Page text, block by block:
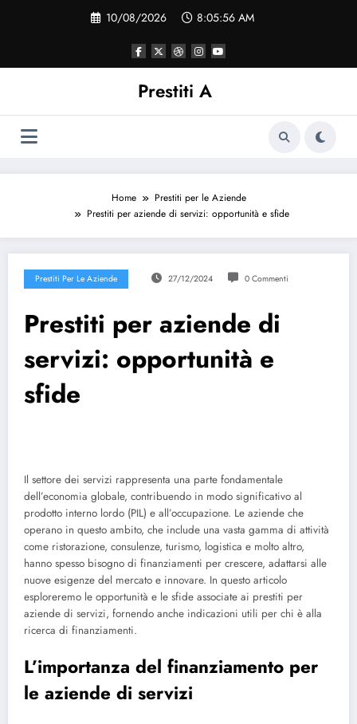
10/08/2026 8:05:56 AM
Prestiti A
Home
Prestiti per le Aziende
Prestiti per aziende di servizi: opportunità e sfide
Prestiti Per Le Aziende 27/12/2024 0 Commenti
Prestiti per aziende di
servizi: opportunità e
sfide
Il settore dei servizi rappresenta una parte fondamentale
dell’economia globale, contribuendo in modo significativo al
prodotto interno lordo (PIL) e all’occupazione. Le aziende che
operano in questo ambito, che include una vasta gamma di attività
come ristorazione, consulenze, turismo, logistica e molto altro,
hanno spesso bisogno di finanziamenti per crescere, adattarsi alle
nuove esigenze del mercato e innovare. In questo articolo
esploreremo le opportunità e le sfide associate ai prestiti per
aziende di servizi, fornendo anche indicazioni utili per chi è alla
ricerca di finanziamenti.
L’importanza del finanziamento per
le aziende di servizi